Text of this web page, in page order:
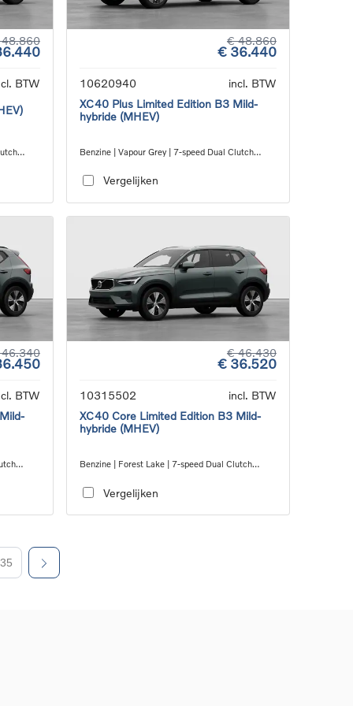
BTW
€ 48.860
€ 36.440
10620940
incl. BTW
XC40 Plus Limited Edition B3 Mild-
hybride (MHEV)
Benzine | Vapour Grey | 7-speed Dual Clutch
Vergelijken
BTW
€ 46.430
€ 36.520
10315502
incl. BTW
XC40 Core Limited Edition B3 Mild-
hybride (MHEV)
Benzine | Forest Lake | 7-speed Dual Clutch
Vergelijken
35